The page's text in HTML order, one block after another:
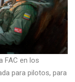
FAC en los
para pilotos, para